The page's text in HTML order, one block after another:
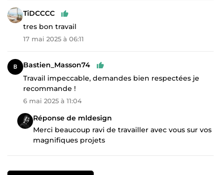
TiDCCCC
tres bon travail
17 mai 2025 à 06:11
Bastien_Masson74
Travail impeccable, demandes bien respectées je
recommande !
6 mai 2025 à 11:04
Réponse de mldesign
Merci beaucoup ravi de travailler avec vous sur vos
magnifiques projets